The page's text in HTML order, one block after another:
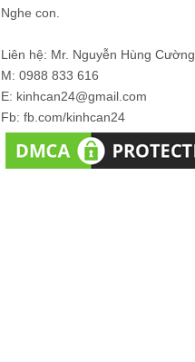
Nghe con.
Liên hệ: Mr. Nguyễn Hùng Cường
M: 0988 833 616
E: kinhcan24@gmail.com
Fb: fb.com/kinhcan24